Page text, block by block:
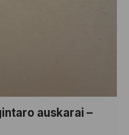
auskarai –